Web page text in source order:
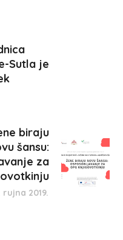
Sutla je
biraju
šansu:
za
rujna 2019.